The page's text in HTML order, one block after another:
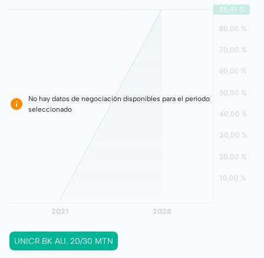
No hay datos de negociación disponibles para el período
seleccionado
UNICR.BK AU. 20/30 MTN